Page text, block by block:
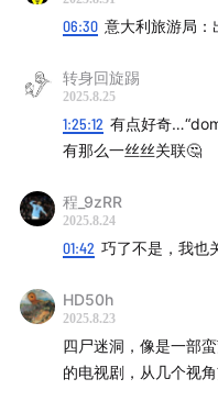
06:30 意大利旅游局：
转身回旋踢
2025.8.25
1:25:12 有点好奇
有那么一丝丝关联🤔
程_9zRR
2025.8.24
01:42 巧了不是，我也
HD50h
2025.8.23
四尸迷洞，像是一部
的电视剧，从几个视